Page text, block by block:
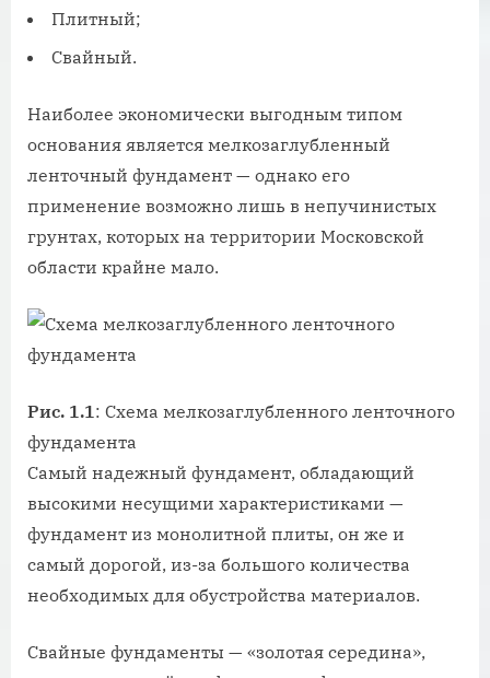
Плитный;
Свайный.
Наиболее экономически выгодным типом
основания является мелкозаглубленный
ленточный фундамент — однако его
применение возможно лишь в непучинистых
грунтах, которых на территории Московской
области крайне мало.
Рис. 1.1 : Схема мелкозаглубленного ленточного
фундамента
Самый надежный фундамент, обладающий
высокими несущими характеристиками —
фундамент из монолитной плиты, он же и
самый дорогой, из-за большого количества
необходимых для обустройства материалов.
Свайные фундаменты — «золотая середина»,